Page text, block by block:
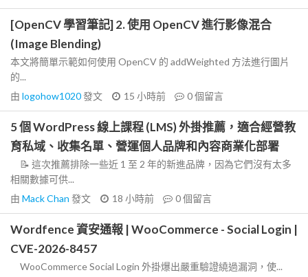
[OpenCV 學習筆記] 2. 使用 OpenCV 進行影像混合
(Image Blending)
本文將簡單示範如何使用 OpenCV 的 addWeighted 方法進行圖片
的...
由 logohow1020發文 15 小時前 0個留言
5 個 WordPress 線上課程 (LMS) 外掛推薦，適合經營教
育私域、收集名單、營運個人品牌和內容商業化部署
📝 這次推薦排除一些近 1 至 2 年的新進品牌，因為它們沒有太多
相關數據可供...
由 Mack Chan 發文 18 小時前 0個留言
Wordfence 資安通報 | WooCommerce - Social Login |
CVE-2026-8457
WooCommerce Social Login 外掛爆出嚴重驗證繞過漏洞，使...